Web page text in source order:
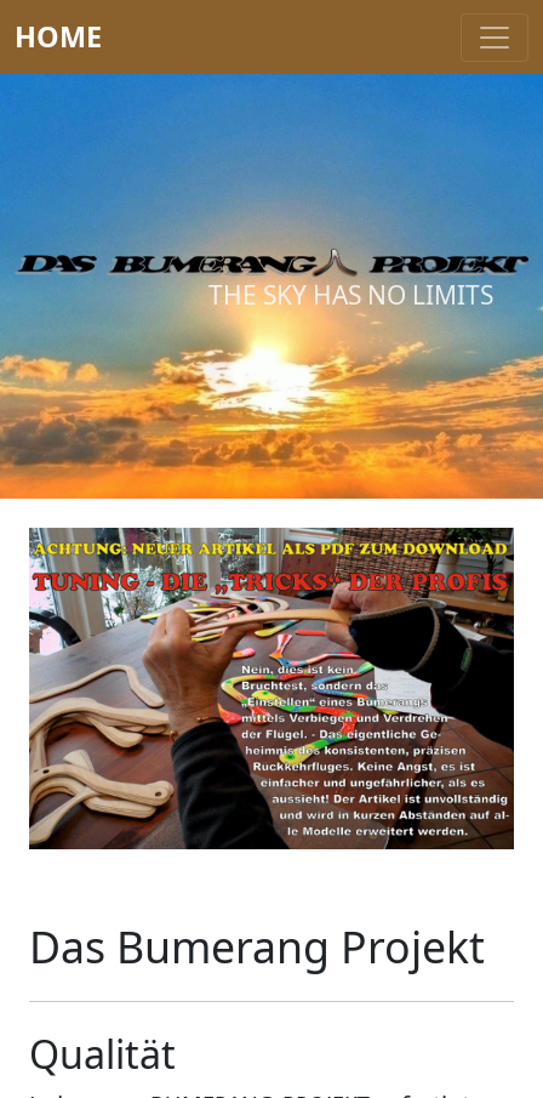
HOME
THE SKY HAS NO LIMITS
Das Bumerang Projekt
Qualität